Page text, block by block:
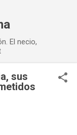
El necio,
sus